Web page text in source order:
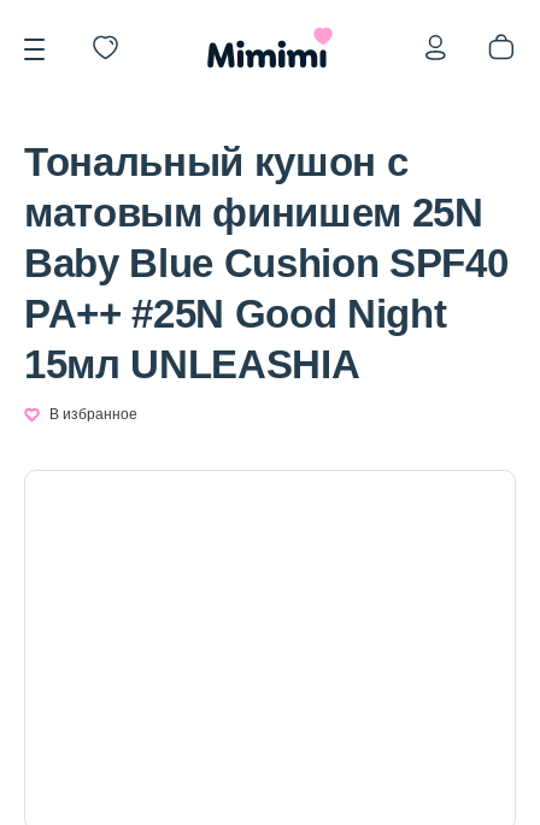
*OVERSTOCK -30%
Уход за лицом
Тональный кушон с
матовым финишем 25N
Baby Blue Cushion SPF40
PA++ #25N Good Night
15мл UNLEASHIA
В избранное